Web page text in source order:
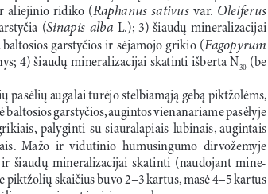
aliejinio  ridiko  (
Raphanus  sativus var.
  Oleiferus
(Sinapis  alba L.);  3)  šiaudų  mineralizacijai
baltosios garstyčios ir sėjamojo grikio (Fagopyrum
4) šiaudų mineralizacijai skatinti išberta N30 (be
pasėlių augalai turėjo stelbiamąją gebą piktžolėms,
garstyčios, augintos vienanariame pasėlyje
palyginti  su  siauralapiais  lubinais,  augintais
Mažo  ir  vidutinio  humusingumo  dirvožemyje
šiaudų  mineralizacijai  skatinti  (naudojant  mine­
piktžolių skaičius buvo 2–3 kartus, masė 4–5 kartus